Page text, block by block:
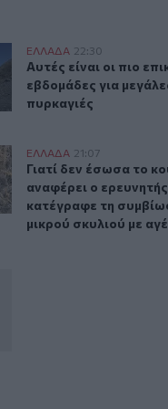
για
επικίνδυνες
ΕΛΛAΔΑ 22:30
Αυτές είναι οι πιο
Αυτές είναι οι πιο
εβδομάδες για
πυρκαγιές
πάνω από 2 εκατ. ευρώ
κουτάβι: Τι
ΕΛΛAΔΑ 21:07
Γιατί δεν έσωσα το
Γιατί δεν έσωσα το
αναφέρει ο
κατέγραφε τη
μικρού σκυλιού με